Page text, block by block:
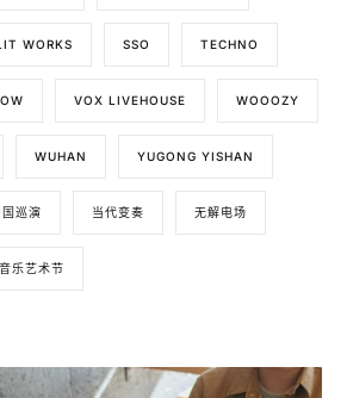
WORKS SSO TECHNO
VOX LIVEHOUSE WOOOZY
WUHAN YUGONG YISHAN
国巡演 当代变奏 无解电场
乐艺术节